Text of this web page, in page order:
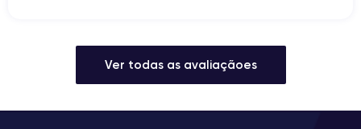
Ver todas as avaliaçãoes